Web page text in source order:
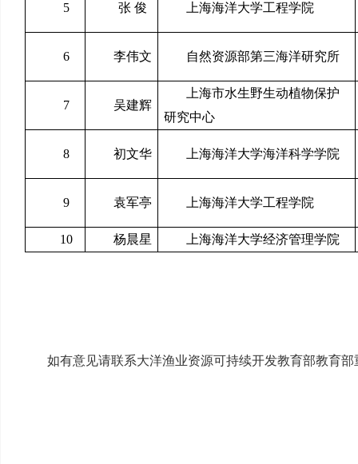
5 张 俊 上海海洋大学工程学院
6 李伟文 自然资源部第三海洋研究所
7 吴建辉
上海市水生野生动植物保护
研究中心
8 初文华 上海海洋大学海洋科学学院
9 袁军亭 上海海洋大学工程学院
10 杨晨星 上海海洋大学经济管理学院
如有意见请联系大洋渔业资源可持续开发教育部教育